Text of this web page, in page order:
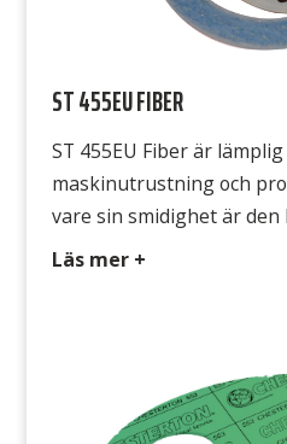
ST 455EU FIBER
ST 455EU Fiber är lämplig
maskinutrustning och
vare sin smidighet är
den formar sig också
även FDA-godkänd.
kall- och varmvatten, […]
Läs mer +